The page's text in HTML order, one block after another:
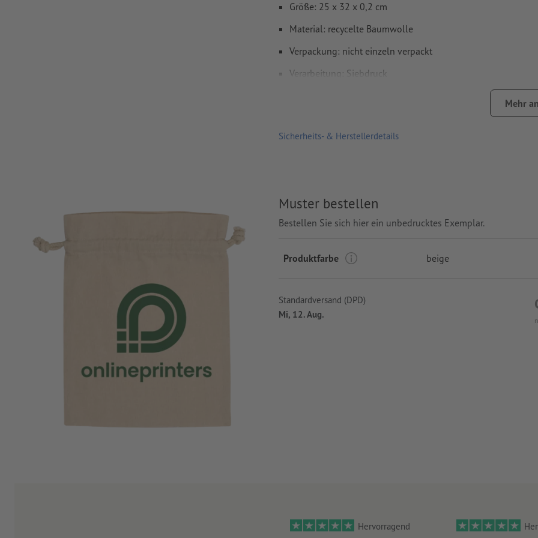
Größe: 25 x 32 x 0,2 cm
Material: recycelte Baumwolle
Verpackung: nicht einzeln verpackt
Verarbeitung: Siebdruck
Mehr
Sicherheits- & Herstellerdetails
Muster bestellen
Bestellen Sie sich hier ein unbedrucktes Exemplar.
Produktfarbe beige
Standardversand (DPD)
Mi, 12. Aug.
Hervorragend